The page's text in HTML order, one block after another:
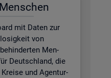
mit Daten zur
von
Men­
Deutsch­land, die
Krei­se und Agen­tur­